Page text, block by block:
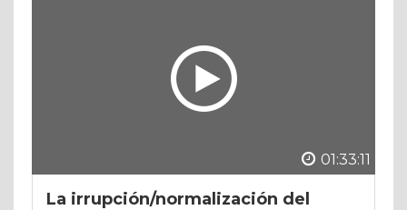
01:33:11
La irrupción/normalización del